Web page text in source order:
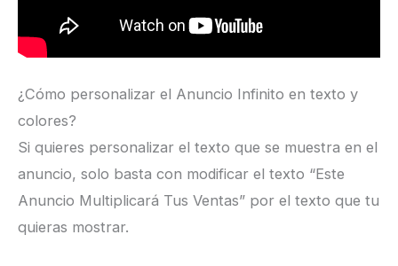
¿Cómo personalizar el Anuncio Infinito en texto y
colores?
Si quieres personalizar el texto que se muestra en el
anuncio, solo basta con modificar el texto “Este
Anuncio Multiplicará Tus Ventas” por el texto que tu
quieras mostrar.